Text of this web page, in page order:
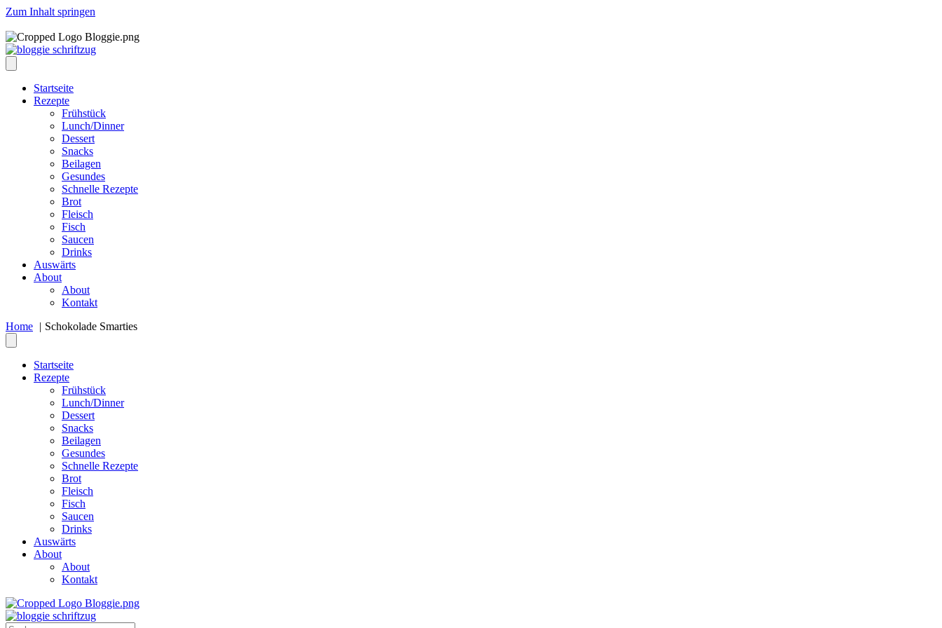
Zum Inhalt springen
Startseite
Rezepte
Frühstück
Lunch/Dinner
Dessert
Snacks
Beilagen
Gesundes
Schnelle Rezepte
Brot
Fleisch
Fisch
Saucen
Drinks
Auswärts
About
About
Kontakt
Home
Schokolade Smarties
Startseite
Rezepte
Frühstück
Lunch/Dinner
Dessert
Snacks
Beilagen
Gesundes
Schnelle Rezepte
Brot
Fleisch
Fisch
Saucen
Drinks
Auswärts
About
About
Kontakt